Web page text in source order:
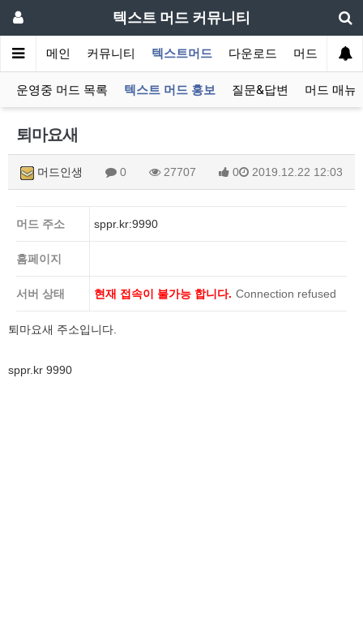
텍스트 머드 커뮤니티
메인 커뮤니티 텍스트머드 다운로드 머드 잡담
운영중 머드 목록 텍스트 머드 홍보 질문&답변 머드 매뉴
퇴마요새
머드인생 0 27707 0 2019.12.22 12:03
머드 주소 sppr.kr:9990
홈페이지
서버 상태 현재 접속이 불가능 합니다. Connection refused
퇴마요새 주소입니다.
sppr.kr 9990